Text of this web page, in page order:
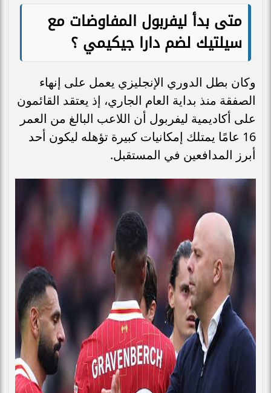
متى بدأ ليفربول المفاوضات مع
سيلتيك لضم دارا جيكيمي ؟
وكان بطل الدوري الإنجليزي يعمل على إنهاء
الصفقة منذ بداية العام الجاري، إذ يعتقد القائمون
على أكاديمية ليفربول أن اللاعب البالغ من العمر
16 عامًا يمتلك إمكانيات كبيرة تؤهله ليكون أحد
أبرز المدافعين في المستقبل.